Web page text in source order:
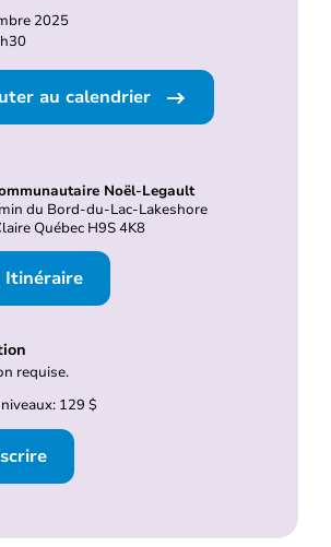
2025
au calendrier
Noël-Legault
du Bord-du-Lac-Lakeshore
Québec H9S 4K8
Itinéraire
requise.
129 $